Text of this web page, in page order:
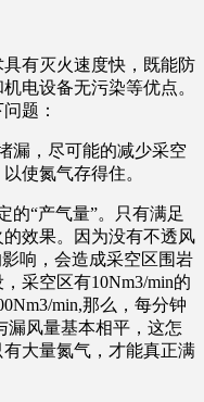
有灭火速度快，既能防
电设备无污染等优点。
题：
漏，尽可能的减少采空
使氮气存得住。
的“产气量”。只有满足
效果。因为没有不透风
响，会造成采空区围岩
采空区有10Nm3/min的
min,那么，每分钟
漏风量基本相平，这怎
大量氮气，才能真正满